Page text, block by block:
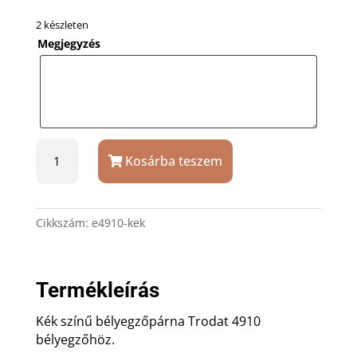
2 készleten
Megjegyzés
bélyegzőpárna
bélyegzőhöz
Kosárba teszem
Cikkszám: e4910-kek
Termékleírás
Kék színű bélyegzőpárna Trodat 4910
bélyegzőhöz.